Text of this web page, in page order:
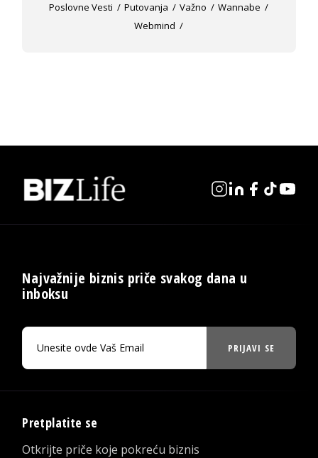
Poslovne Vesti
Putovanja Važno
Wannabe
Webmind
Najvažnije biznis priče svakog dana u
inboksu
PRIJAVI SE
Pretplatite se
Otkrijte priče koje pokreću biznis